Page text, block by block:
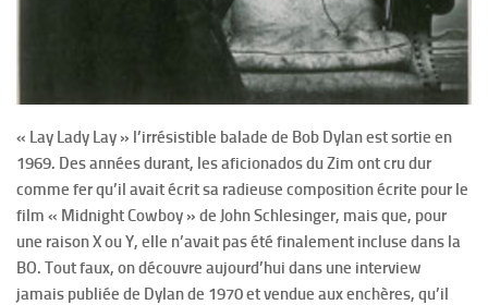
« Lay Lady Lay » l’irrésistible balade de Bob Dylan est sortie en
1969. Des années durant, les aficionados du Zim ont cru dur
comme fer qu’il avait écrit sa radieuse composition écrite pour le
film « Midnight Cowboy » de John Schlesinger, mais que, pour
une raison X ou Y, elle n’avait pas été finalement incluse dans la
BO. Tout faux, on découvre aujourd’hui dans une interview
jamais publiée de Dylan de 1970 et vendue aux enchères, qu’il